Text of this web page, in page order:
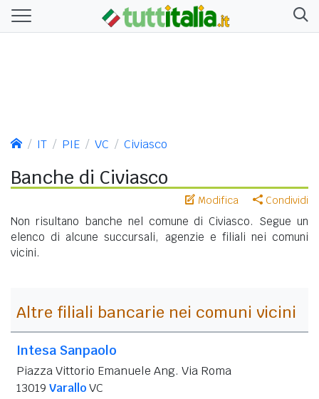
IT PIE VC Civiasco
Banche di Civiasco
Modifica Condividi
Non risultano banche nel comune di Civiasco. Segue un
elenco di alcune succursali, agenzie e filiali nei comuni
vicini.
Altre filiali bancarie nei comuni vicini
Intesa Sanpaolo
Piazza Vittorio Emanuele Ang. Via Roma
13019 VaralloVC